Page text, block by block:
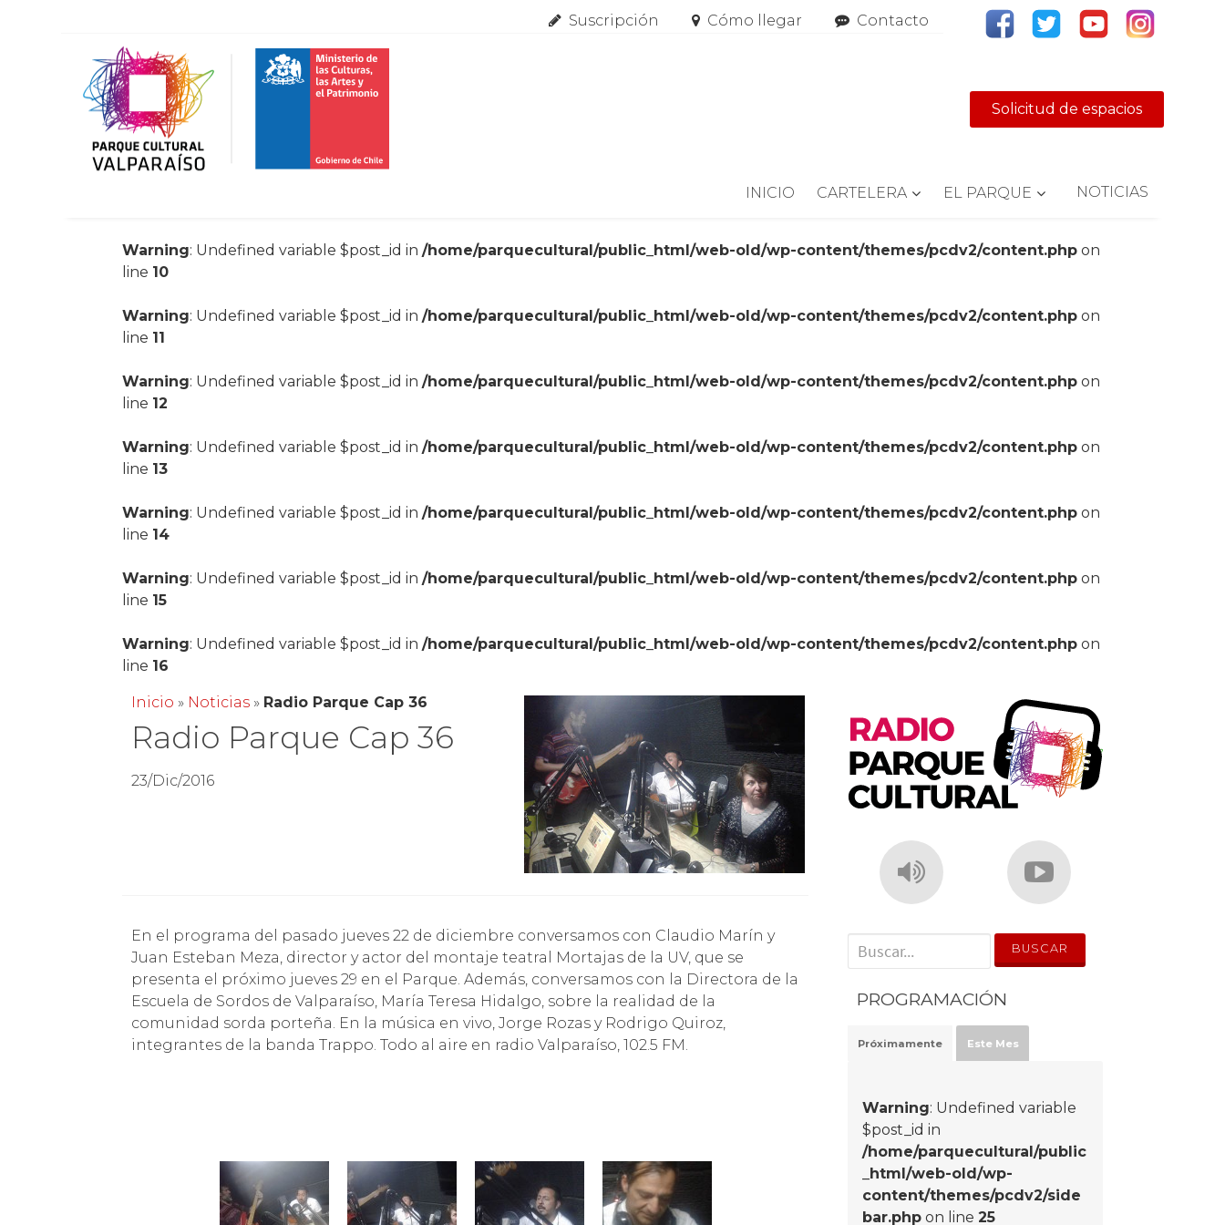
Suscripción Cómo llegar Contacto
Solicitud de espacios
INICIO CARTELERA EL PARQUE NOTICIAS
Warning: Undefined variable $post_id in/home/parquecultural/public_html/web-old/wp-content/themes/pcdv2/content.php on
line 10
Warning: Undefined variable $post_id in/home/parquecultural/public_html/web-old/wp-content/themes/pcdv2/content.php on
line 11
Warning: Undefined variable $post_id in/home/parquecultural/public_html/web-old/wp-content/themes/pcdv2/content.php on
line 12
Warning: Undefined variable $post_id in/home/parquecultural/public_html/web-old/wp-content/themes/pcdv2/content.php on
line 13
Warning: Undefined variable $post_id in/home/parquecultural/public_html/web-old/wp-content/themes/pcdv2/content.php on
line 14
Warning: Undefined variable $post_id in/home/parquecultural/public_html/web-old/wp-content/themes/pcdv2/content.php on
line 15
Warning: Undefined variable $post_id in/home/parquecultural/public_html/web-old/wp-content/themes/pcdv2/content.php on
line 16
Inicio » Noticias » Radio Parque Cap 36
Radio Parque Cap 36
23/Dic/2016
En el programa del pasado jueves 22 de diciembre conversamos con Claudio Marín y
Juan Esteban Meza, director y actor del montaje teatral Mortajas de la UV, que se
presenta el próximo jueves 29 en el Parque. Además, conversamos con la Directora de la
Escuela de Sordos de Valparaíso, María Teresa Hidalgo, sobre la realidad de la
comunidad sorda porteña. En la música en vivo, Jorge Rozas y Rodrigo Quiroz,
integrantes de la banda Trappo. Todo al aire en radio Valparaíso, 102.5 FM.
' . __('Search for:') . '
PROGRAMACIÓN
Próximamente Este Mes
Warning: Undefined variable
$post_id in
/home/parquecultural/public
_html/web-old/wp-
content/themes/pcdv2/side
bar.php on line25